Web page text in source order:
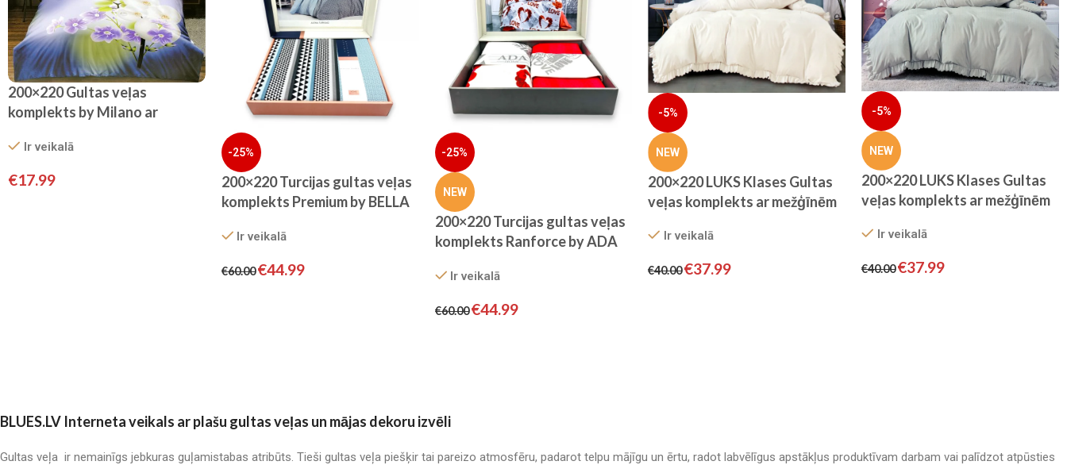
200×220 Gultas veļas
komplekts by Milano ar
Ir veikalā
€17.99
-25%
200×220 Turcijas gultas veļas
komplekts Premium by BELLA
Ir veikalā
€60.00€44.99
-25%
NEW
200×220 Turcijas gultas veļas
komplekts Ranforce by ADA
Ir veikalā
€60.00 €44.99
-5%
NEW
200×220 LUKS Klases Gultas
veļas komplekts ar mežģīnēm
KOKVILNA SATĪNS (gaišs
krēms)
Ir veikalā
€40.00€37.99
-5%
NEW
200×220 LUKS Klases Gultas
veļas komplekts ar mežģīnēm
KOKVILNA SATĪNS (gaiši
pelēks)
Ir veikalā
€40.00€37.99
BLUES.LV Interneta veikals ar plašu gultas veļas un mājas dekoru izvēli
Gultas veļa ir nemainīgs jebkuras guļamistabas atribūts. Tieši gultas veļa piešķir tai pareizo atmosfēru, padarot telpu mājīgu un ērtu, radot labvēlīgus apstākļus produktīvam darbam vai palīdzot atpūsties